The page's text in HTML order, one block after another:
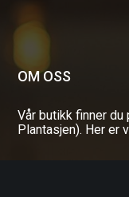
OM OSS
Vår butikk finner
Plantasjen). Her er